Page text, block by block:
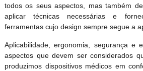
todos os seus aspectos, mas também
aplicar técnicas necessárias e
ferramentas cujo design sempre segue a
Aplicabilidade, ergonomia, segurança e
aspectos que devem ser considerados
produzimos dispositivos médicos em